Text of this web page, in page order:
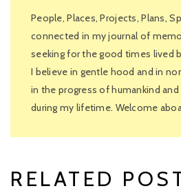
People, Places, Projects, Plans,
connected in my journal of
seeking for the good times lived
I believe in gentle hood and in
in the progress of humankind
during my lifetime. Welcome
RELATED